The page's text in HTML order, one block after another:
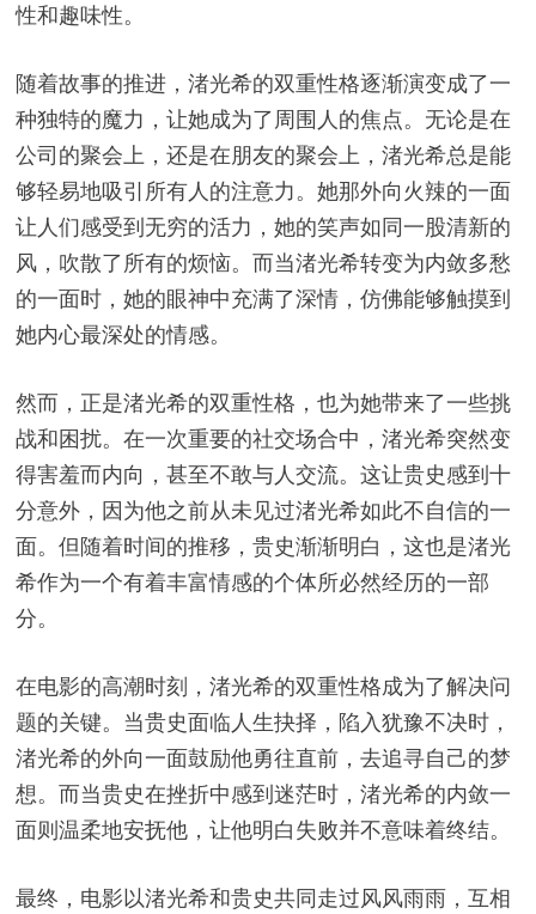
性和趣味性。
随着故事的推进，渚光希的双重性格逐渐演变成了一
种独特的魔力，让她成为了周围人的焦点。无论是在
公司的聚会上，还是在朋友的聚会上，渚光希总是能
够轻易地吸引所有人的注意力。她那外向火辣的一面
让人们感受到无穷的活力，她的笑声如同一股清新的
风，吹散了所有的烦恼。而当渚光希转变为内敛多愁
的一面时，她的眼神中充满了深情，仿佛能够触摸到
她内心最深处的情感。
然而，正是渚光希的双重性格，也为她带来了一些挑
战和困扰。在一次重要的社交场合中，渚光希突然变
得害羞而内向，甚至不敢与人交流。这让贵史感到十
分意外，因为他之前从未见过渚光希如此不自信的一
面。但随着时间的推移，贵史渐渐明白，这也是渚光
希作为一个有着丰富情感的个体所必然经历的一部
分。
在电影的高潮时刻，渚光希的双重性格成为了解决问
题的关键。当贵史面临人生抉择，陷入犹豫不决时，
渚光希的外向一面鼓励他勇往直前，去追寻自己的梦
想。而当贵史在挫折中感到迷茫时，渚光希的内敛一
面则温柔地安抚他，让他明白失败并不意味着终结。
最终，电影以渚光希和贵史共同走过风风雨雨，互相